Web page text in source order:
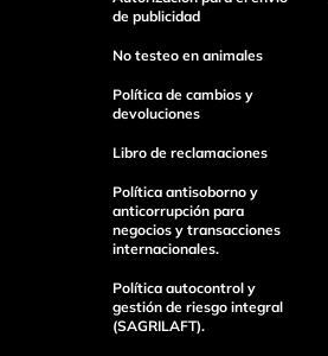
de publicidad
No testeo en animales
Política de cambios y
devoluciones
Libro de reclamaciones
Política antisoborno y
anticorrupción para
negocios y transacciones
internacionales.
Política autocontrol y
gestión de riesgo integral
(SAGRILAFT).